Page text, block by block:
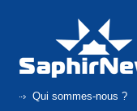
Qui sommes-nous ?